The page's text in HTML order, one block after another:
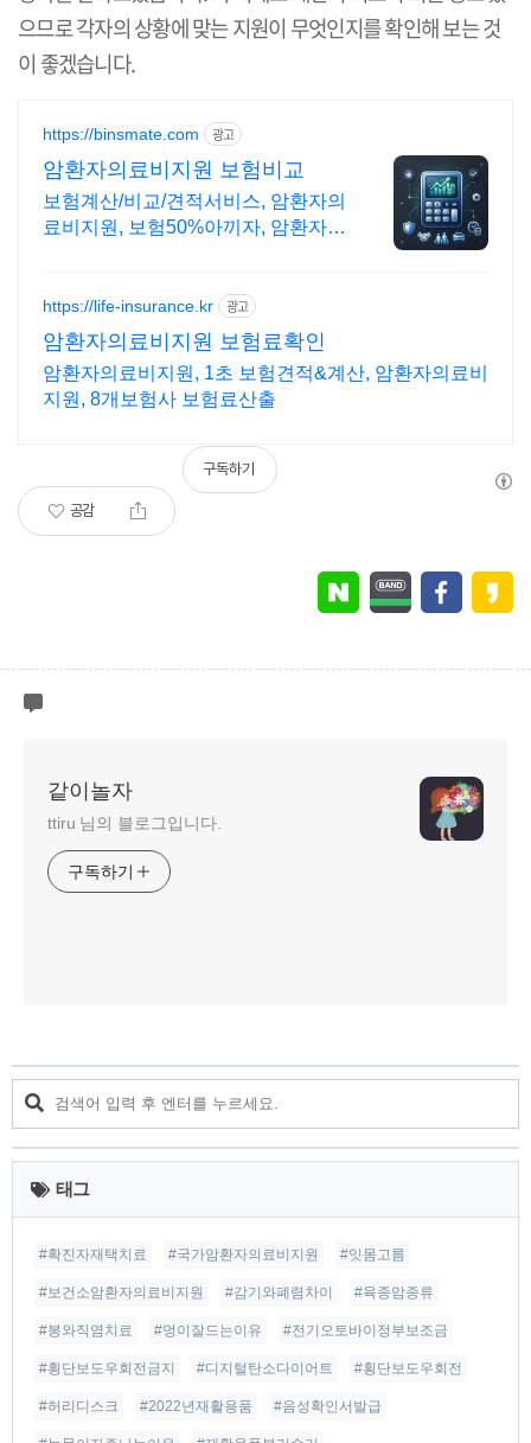
으므로 각자의 상황에 맞는 지원이 무엇인지를 확인해 보는 것
이 좋겠습니다.
https://binsmate.com 광고
암환자의료비지원 보험비교
보험계산/비교/견적서비스, 암환자의
료비지원, 보험50%아끼자, 암환자의
산이 먼저!
https://life-insurance.kr 광고
암환자의료비지원 보험료확인
암환자의료비지원, 1초 보험견적&계산, 암환자의료비
지원, 8개보험사 보험료산출
공감
구독하기
같이놀자
ttiru 님의 블로그입니다.
구독하기
태그
#확진자재택치료 #국가암환자의료비지원 #잇몸고름
#보건소암환자의료비지원 #감기와폐렴차이 #육종암종류
#봉와직염치료 #멍이잘드는이유 #전기오토바이정부보조금
#횡단보도우회전금지 #디지털탄소다이어트 #횡단보도우회전
#허리디스크 #2022년재활용품 #음성확인서발급